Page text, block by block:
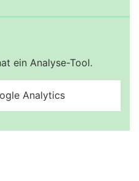
ein Analyse-Tool.
Analytics